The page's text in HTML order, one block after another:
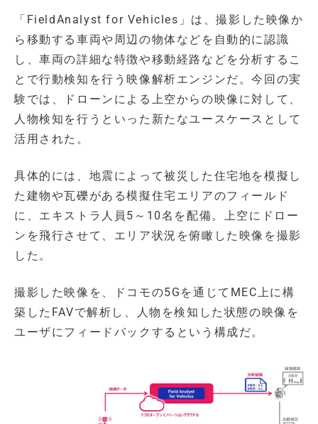
「FieldAnalyst for Vehicles」は、撮影した映像か
ら移動する車両や周辺の物体などを自動的に認識
し、車両の詳細な特徴や移動経路などを分析するこ
とで行動検知を行う映像解析エンジンだ。今回の実
験では、ドローンによる上空からの映像に対して、
人物検知を行うといった新たなユースケースとして
活用された。
具体的には、地震によって被災した住宅地を模擬し
た建物や瓦礫がある模擬住宅エリアのフィールド
に、エキストラ人員5～10名を配備。上空にドロー
ンを飛行させて、エリア状況を俯瞰した映像を撮影
した。
撮影した映像を、ドコモの5Gを通じてMEC上に構
築したFAVで解析し、人物を検知した状態の映像を
ユーザにフィードバックするという構成だ。